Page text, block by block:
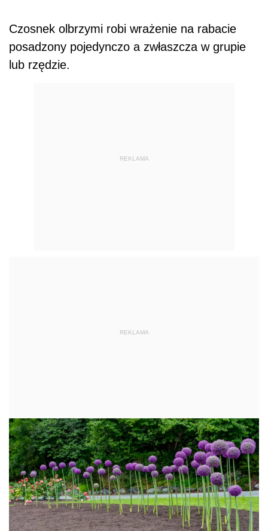
Czosnek olbrzymi robi wrażenie na rabacie
posadzony pojedynczo a zwłaszcza w grupie
lub rzędzie.
REKLAMA
REKLAMA